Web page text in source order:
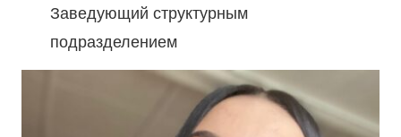
Заведующий структурным
подразделением